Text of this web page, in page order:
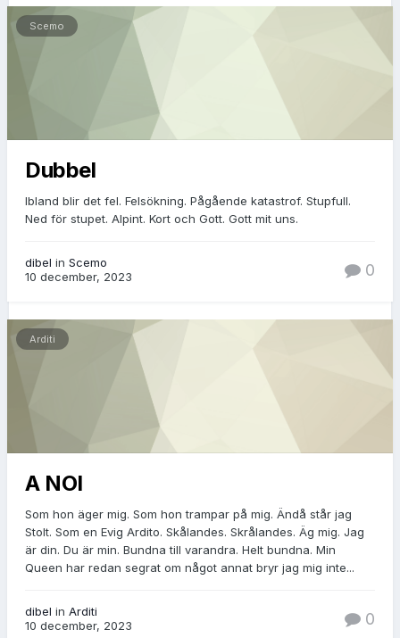
Scemo
Dubbel
Ibland blir det fel. Felsökning. Pågående katastrof. Stupfull.
Ned för stupet. Alpint. Kort och Gott. Gott mit uns.
dibel in Scemo
10 december, 2023
0
Arditi
A NOI
Som hon äger mig. Som hon trampar på mig. Ändå står jag
Stolt. Som en Evig Ardito. Skålandes. Skrålandes. Äg mig. Jag
är din. Du är min. Bundna till varandra. Helt bundna. Min
Queen har redan segrat om något annat bryr jag mig inte...
dibel in Arditi
10 december, 2023
0